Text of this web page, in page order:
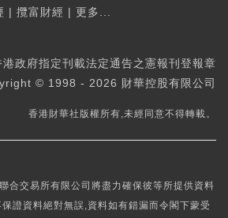
| 攬富財經 | 更多...
港政府指定刊載法定通告之憲報刊登報章
© 1998 - 2026 財華控股有限公司
香港財華社版權所有,未經同意不得轉載。
合交易所有限公司將盡力確保彼等所提供資料
證資料絕對無誤,資料如有錯漏而令閣下蒙受